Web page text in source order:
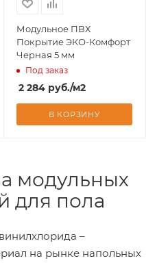
Модульное ПВХ
Покрытие ЭКО-Комфорт
Черная 5 мм
Под заказ
2 284руб./м2
В КОРЗИНУ
модульных
для пола
–
на рынке напольных